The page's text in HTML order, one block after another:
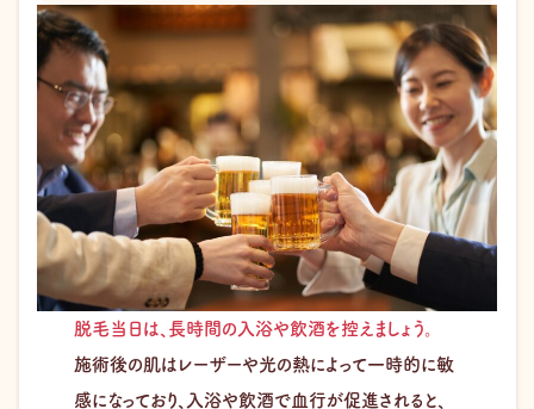
脱毛当日は、長時間の入浴や飲酒を控えましょう。
施術後の肌はレーザーや光の熱によって一時的に敏
感になっており、入浴や飲酒で血行が促進されると、